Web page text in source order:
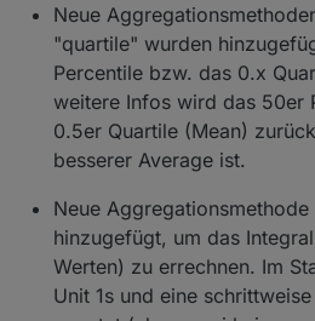
Neue
"quartile" wurden
Percentile bzw. das 0.x
weitere Infos wird das 50er
0.5er Quartile (Mean)
besserer Average ist.
Neue
hinzugefügt, um das
Werten) zu errechnen. Im
Unit 1s und eine